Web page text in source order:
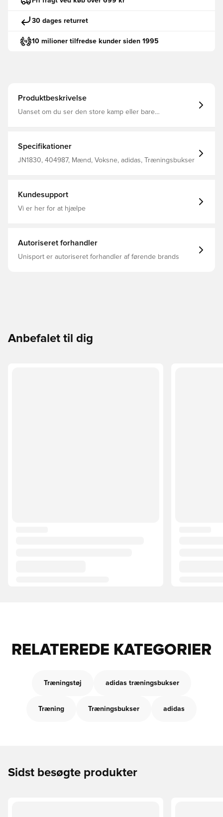
30 dages returret
10 milioner tilfredse kunder siden 1995
Produktbeskrivelse
Uanset om du ser den store kamp eller bare
og det vævede stof med satinsnorekantning holder dig
veltilpas hele dagen og ser skarp ud. Du kan tage dem
på, og så er du klar til det næste. Løs pasform Løbesnor
Specifikationer
JN1830, 404987, Mænd, Voksne, adidas, Træningsbukser
Kundesupport
Vi er her for at hjælpe
Autoriseret forhandler
Unisport er autoriseret forhandler af førende brands
Anbefalet til dig
RELATEREDE KATEGORIER
Træningstøj adidas træningsbukser
Træning Træningsbukser adidas
Sidst besøgte produkter